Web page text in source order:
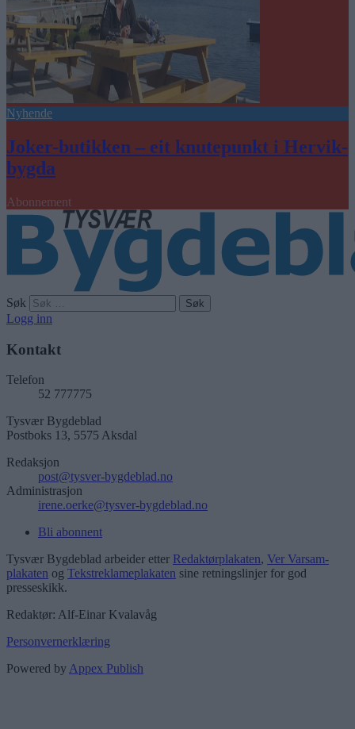
Nyhende
Joker-butikken – eit knutepunkt i Hervik-
bygda
Abonnement
Søk
Logg inn
Kontakt
Telefon
52 777775
Tysvær Bygdeblad
Postboks 13, 5575 Aksdal
Redaksjon
post@tysver-bygdeblad.no
Administrasjon
irene.oerke@tysver-bygdeblad.no
Bli abonnent
Tysvær Bygdeblad arbeider etter Redaktørplakaten, Ver Varsam-
plakaten og Tekstreklameplakaten sine retningslinjer for god
presseskikk.
Redaktør: Alf-Einar Kvalavåg
Personvernerklæring
Powered byAppex Publish